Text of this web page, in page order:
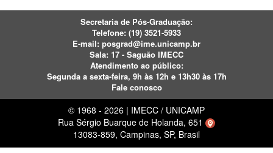
Secretaria de Pós-Graduação:
Telefone: (19) 3521-5933
E-mail: posgrad@ime.unicamp.br
Sala: 17 - Saguão IMECC
Atendimento ao público:
Segunda a sexta-feira, 9h às 12h e 13h30 às 17h
Fale conosco
© 1968 - 2026 | IMECC / UNICAMP
Rua Sérgio Buarque de Holanda, 651
13083-859, Campinas, SP, Brasil